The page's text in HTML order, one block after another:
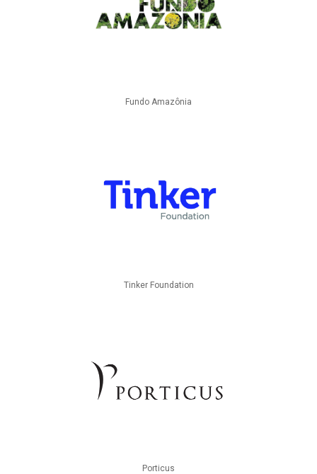
Fundo Amazônia
Tinker Foundation
Porticus